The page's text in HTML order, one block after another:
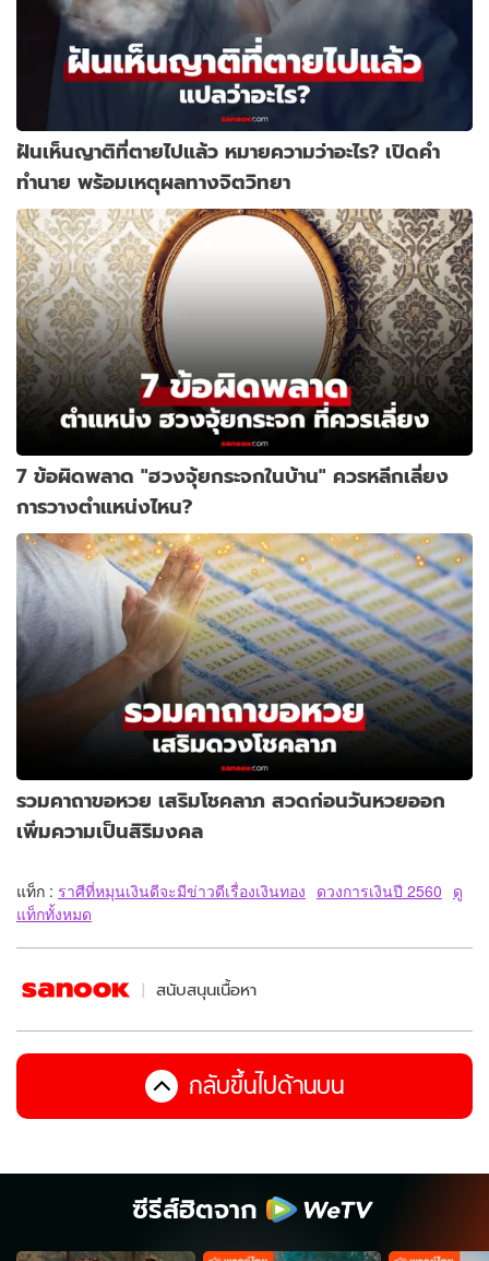
ฝันเห็นญาติที่ตายไปแล้ว หมายความว่าอะไร? เปิดคำ
ทำนาย พร้อมเหตุผลทางจิตวิทยา
7 ข้อผิดพลาด "ฮวงจุ้ยกระจกในบ้าน" ควรหลีกเลี่ยง
การวางตำแหน่งไหน?
รวมคาถาขอหวย เสริมโชคลาภ สวดก่อนวันหวยออก
เพิ่มความเป็นสิริมงคล
แท็ก : ราศีที่หมุนเงินดีจะมีข่าวดีเรื่องเงินทอง ดวงการเงินปี 2560 ดู
แท็กทั้งหมด
สนับสนุนเนื้อหา
กลับขึ้นไปด้านบน
ซีรีส์ฮิตจาก